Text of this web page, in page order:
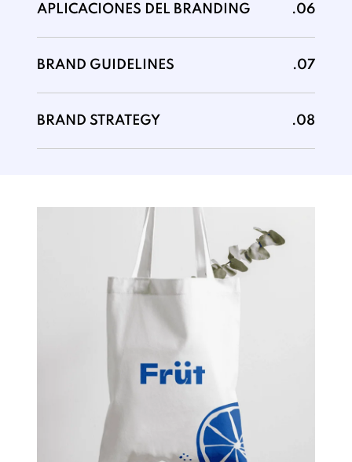
APLICACIONES DEL BRANDING .06
BRAND GUIDELINES .07
BRAND STRATEGY .08